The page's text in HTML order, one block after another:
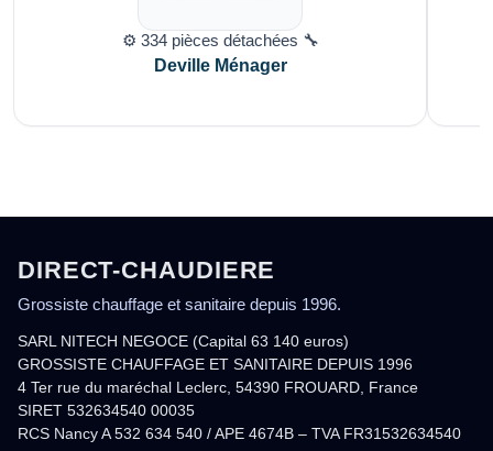
⚙️ 334 pièces détachées 🔧
Deville Ménager
DIRECT-CHAUDIERE
Grossiste chauffage et sanitaire depuis 1996.
SARL NITECH NEGOCE (Capital 63 140 euros)
GROSSISTE CHAUFFAGE ET SANITAIRE DEPUIS 1996
4 Ter rue du maréchal Leclerc, 54390 FROUARD, France
SIRET 532634540 00035
RCS Nancy A 532 634 540 / APE 4674B – TVA FR31532634540